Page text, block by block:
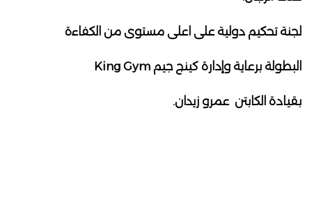
لجنة تحكيم دولية على اعلى مستوى من الكفاءة
البطولة برعاية وإدارة كينج جيم King Gym
بقيادة الكابتن عمرو زيدان.